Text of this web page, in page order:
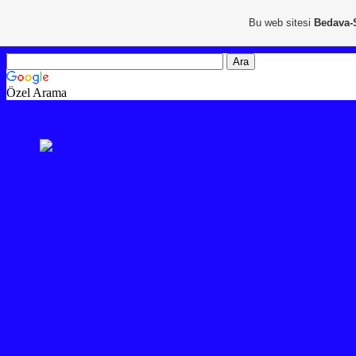
Özel Arama
Bu web sitesi